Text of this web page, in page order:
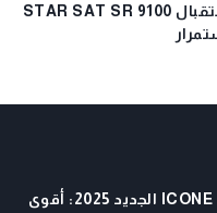
أخر تحديث لجهاز الاستقبال STAR SAT SR 9100
مراجعة جهاز ICONE G-TOW الجديد 2025: أقوى